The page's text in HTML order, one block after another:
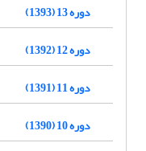
دوره 13 (1393)
دوره 12 (1392)
دوره 11 (1391)
دوره 10 (1390)